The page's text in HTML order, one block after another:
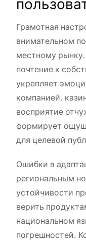
Грамотная
внимательном
местному
почтение к
укрепляет
компанией.
восприятие
формирует
для целевой
Ошибки в
региональным
устойчивости
верить
национальном
погрешностей.